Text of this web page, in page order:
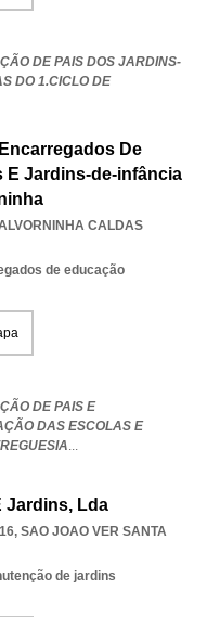
DE PAIS DOS JARDINS-
DO 1.CICLO DE
De
E Jardins-de-infância
CALDAS
de educação
DE PAIS E
DAS ESCOLAS E
...
Jardins, Lda
, SAO JOAO VER SANTA
de jardins